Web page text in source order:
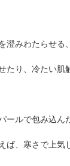
澄みわたらせる
たり、冷たい肌
ールで包み込ん
ば、寒さで上気